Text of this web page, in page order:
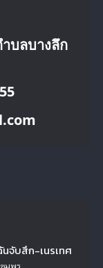
บลบางลึก
จับสึก-เนรเทศ